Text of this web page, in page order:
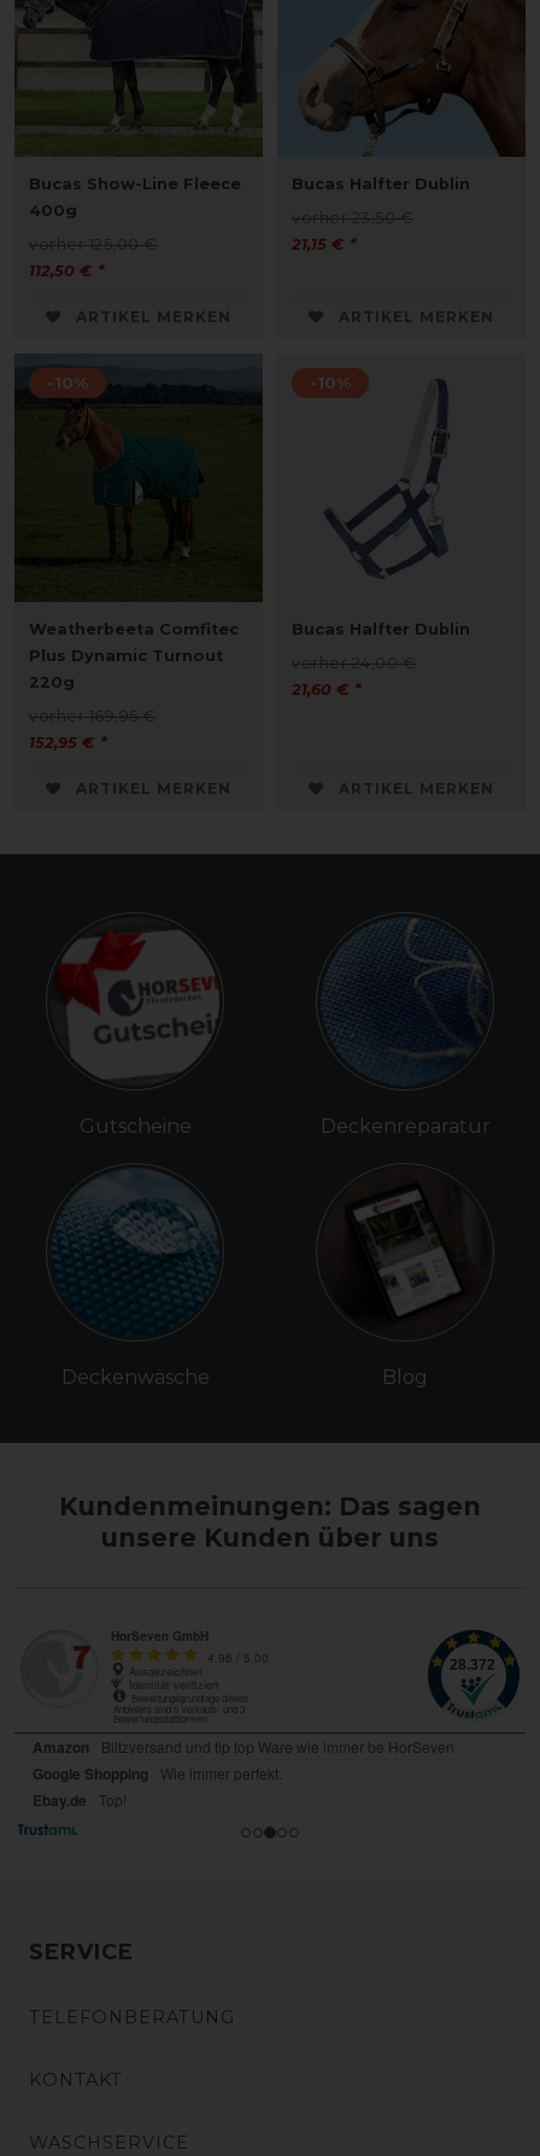
Bucas Show-Line Fleece
400g
vorher 125,00 €
112,50 € *
ARTIKEL MERKEN
Bucas Halfter Dublin
vorher 23,50 €
21,15 € *
ARTIKEL MERKEN
-10%
Weatherbeeta Comfitec
Plus Dynamic Turnout
220g
vorher 169,95 €
152,95 € *
ARTIKEL MERKEN
-10%
Bucas Halfter Dublin
vorher 24,00 €
21,60 € *
ARTIKEL MERKEN
Gutscheine
Deckenwäsche
Deckenreparatur
Blog
Kundenmeinungen: Das sagen
unsere Kunden über uns
SERVICE
TELEFONBERATUNG
KONTAKT
WASCHSERVICE